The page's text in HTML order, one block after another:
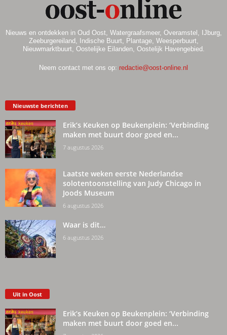
Nieuws en ontdekken in Oud Oost, Watergraafsmeer, Overamstel, IJburg,
Zeeburgereiland, Indische Buurt, Plantage, Weesperbuurt,
Nieuwmarktbuurt, Oostelijke Eilanden, Oostelijk Havengebied.
Neem contact met ons op: redactie@oost-online.nl
Nieuwste berichten
Erik’s Keuken op Beukenplein: ‘Verbinding
maken met buurt door goed en...
7 augustus 2026
Laatste weken eerste Nederlandse
solotentoonstelling van Judy Chicago in
Joods Museum
6 augustus 2026
Waar is dit…
6 augustus 2026
Uit in Oost
Erik’s Keuken op Beukenplein: ‘Verbinding
maken met buurt door goed en...